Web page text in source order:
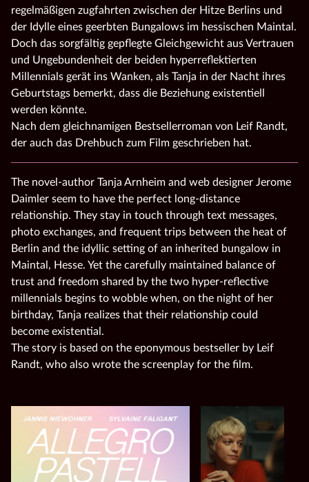
regelmäßigen zugfahrten zwischen der Hitze Berlins und
der Idylle eines geerbten Bungalows im hessischen Maintal.
Doch das sorgfältig gepflegte Gleichgewicht aus Vertrauen
und Ungebundenheit der beiden hyperreflektierten
Millennials gerät ins Wanken, als Tanja in der Nacht ihres
Geburtstags bemerkt, dass die Beziehung existentiell
werden könnte.
Nach dem gleichnamigen Bestsellerroman von Leif Randt,
der auch das Drehbuch zum Film geschrieben hat.
The novel‑author Tanja Arnheim and web designer Jerome
Daimler seem to have the perfect long‑distance
relationship. They stay in touch through text messages,
photo exchanges, and frequent trips between the heat of
Berlin and the idyllic setting of an inherited bungalow in
Maintal, Hesse. Yet the carefully maintained balance of
trust and freedom shared by the two hyper‑reflective
millennials begins to wobble when, on the night of her
birthday, Tanja realizes that their relationship could
become existential.
The story is based on the eponymous bestseller by Leif
Randt, who also wrote the screenplay for the film.